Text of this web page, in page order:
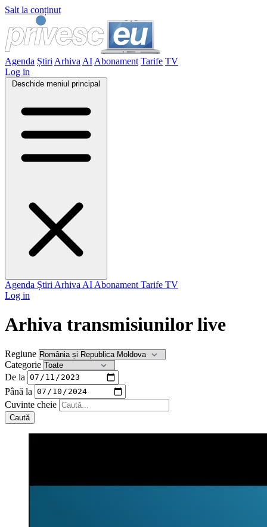
Salt la conținut
Agenda Știri Arhiva AI Abonament Tarife TV
Log in
Deschide meniul principal
Agenda Știri Arhiva AI Abonament Tarife TV
Log in
Arhiva transmisiunilor live
Regiune
Categorie
De la
Până la
Cuvinte cheie
Caută